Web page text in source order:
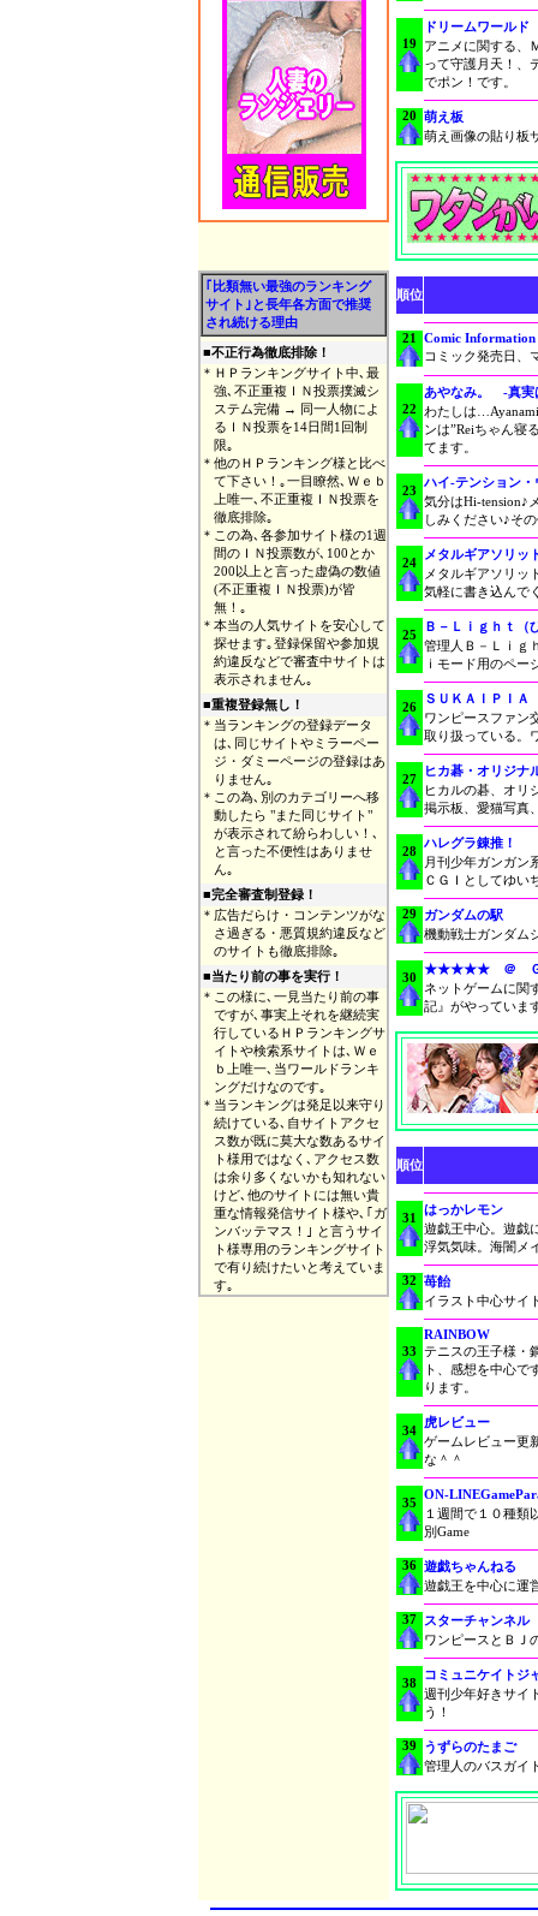
｢比類無い最強のランキング
サイト｣と長年各方面で推奨
され続ける理由
■不正行為徹底排除！
＊ ＨＰランキングサイト中､最
強､不正重複ＩＮ投票撲滅シ
ステム完備 → 同一人物によ
るＩＮ投票を14日間1回制
限｡
＊ 他のＨＰランキング様と比べ
て下さい！｡一目瞭然､Ｗｅｂ
上唯一､不正重複ＩＮ投票を
徹底排除｡
＊ この為､各参加サイト様の1週
間のＩＮ投票数が､100とか
200以上と言った虚偽の数値
(不正重複ＩＮ投票)が皆
無！｡
＊ 本当の人気サイトを安心して
探せます｡登録保留や参加規
約違反などで審査中サイトは
表示されません｡
■重複登録無し！
＊ 当ランキングの登録データ
は､同じサイトやミラーペー
ジ・ダミーページの登録はあ
りません｡
＊ この為､別のカテゴリーへ移
動したら "また同じサイト"
が表示されて紛らわしい！､
と言った不便性はありませ
ん｡
■完全審査制登録！
＊ 広告だらけ・コンテンツがな
さ過ぎる・悪質規約違反など
のサイトも徹底排除｡
■当たり前の事を実行！
＊ この様に､一見当たり前の事
ですが､事実上それを継続実
行しているＨＰランキングサ
イトや検索系サイトは､Ｗｅ
ｂ上唯一､当ワールドランキ
ングだけなのです｡
＊ 当ランキングは発足以来守り
続けている､自サイトアクセ
ス数が既に莫大な数あるサイ
ト様用ではなく､アクセス数
は余り多くないかも知れない
けど､他のサイトには無い貴
重な情報発信サイト様や､｢ガ
ンバッテマス！｣ と言うサイ
ト様専用のランキングサイト
で有り続けたいと考えていま
す｡
19
ドリームワールド
アニメに関する、
って守護月天！、
でポン！です。
20 萌え板
萌え画像の貼り板
順位
21
Comic Information
コミック発売日、
22
あやなみ。 -真実
わたしは
ンは”Reiちゃん寝
てます。
23
ハイ-テンション
気分はHi-tension♪
しみください♪そ
24
メタルギアソリッ
メタルギアソリッ
気軽に書き込んで
25
Ｂ－Ｌｉｇｈｔ（
管理人Ｂ－Ｌｉｇ
ｉモード用のペ
26
ＳＵＫＡＩＰＩＡ
ワンピースファン
取り扱っている。
27
ヒカ碁・オリジナ
ヒカルの碁、オリ
掲示板、愛猫写真
28
ハレグラ錬推！
月刊少年ガンガン
ＣＧＩとしてゆい
29
ガンダムの駅
機動戦士ガンダム
30
★★★★★ ＠
ネットゲームに関
記』がやっていま
順位
31
はっかレモン
遊戯王中心。遊戯
浮気気味。海闇メ
32 苺飴
イラスト中心サイ
33
RAINBOW
テニスの王子様・
ト、感想を中心で
ります。
34
虎レビュー
ゲームレビュー更
な＾＾
35
ON-
１週間で１０種類
別Game
36 遊戯ちゃんねる
遊戯王を中心に運
37 スターチャンネル
ワンピースとＢＪ
38
コミュニケイトジ
週刊少年好きサイ
う！
39
うずらのたまご
管理人のバスガイ